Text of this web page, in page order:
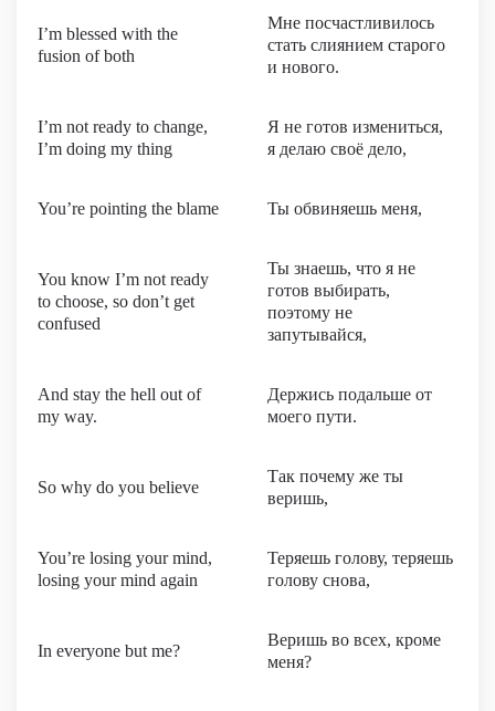
I’m blessed with the
fusion of both
Мне посчастливилось
стать слиянием старого
и нового.
I’m not ready to change,
I’m doing my thing
Я не готов измениться,
я делаю своё дело,
You’re pointing the blame Ты обвиняешь меня,
You know I’m not ready
to choose, so don’t get
confused
Ты знаешь, что я не
готов выбирать,
поэтому не
запутывайся,
And stay the hell out of
my way.
Держись подальше от
моего пути.
So why do you believe
Так почему же ты
веришь,
You’re losing your mind,
losing your mind again
Теряешь голову, теряешь
голову снова,
In everyone but me?
Веришь во всех, кроме
меня?